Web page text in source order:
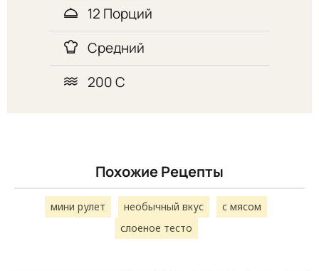
12 Порций
Средний
200 С
Похожие Рецепты
мини рулет необычный вкус
с мясом
слоеное тесто